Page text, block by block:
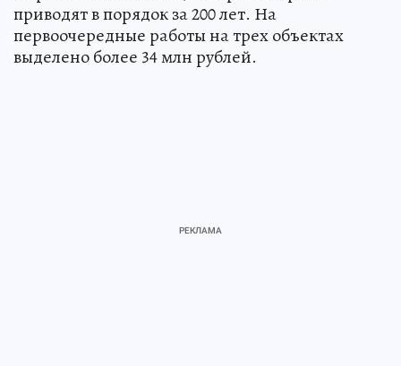
приводят в порядок за 200 лет. На
первоочередные работы на трех объектах
выделено более 34 млн рублей.